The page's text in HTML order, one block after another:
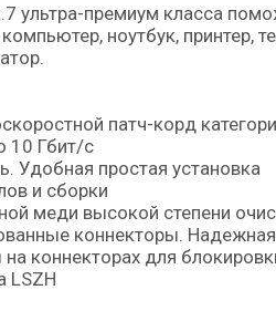
ультра-премиум класса
ноутбук, принтер,
патч-корд
10 Гбит/с
Удобная простая установка
и сборки
меди высокой степени
коннекторы.
коннекторах для
LSZH